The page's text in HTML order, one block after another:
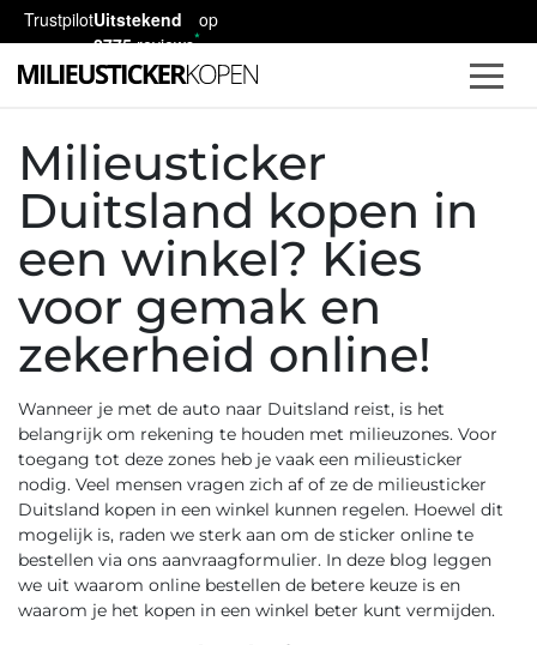
TrustpilotUitstekend
2775reviews
op
Milieusticker
Duitsland kopen in
een winkel? Kies
voor gemak en
zekerheid online!
Wanneer je met de auto naar Duitsland reist, is het
belangrijk om rekening te houden met milieuzones. Voor
toegang tot deze zones heb je vaak een milieusticker
nodig. Veel mensen vragen zich af of ze de milieusticker
Duitsland kopen in een winkel kunnen regelen. Hoewel dit
mogelijk is, raden we sterk aan om de sticker online te
bestellen via ons aanvraagformulier. In deze blog leggen
we uit waarom online bestellen de betere keuze is en
waarom je het kopen in een winkel beter kunt vermijden.